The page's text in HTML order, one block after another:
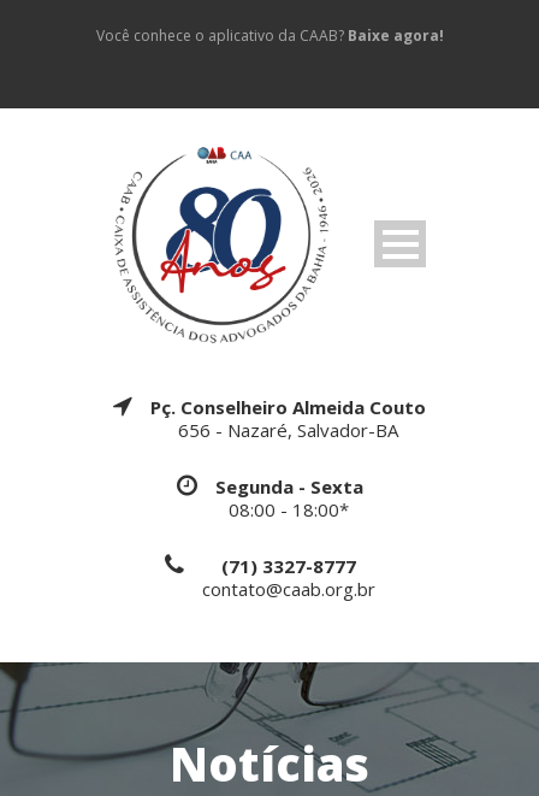
Você conhece o aplicativo da CAAB? Baixe agora!
Pç. Conselheiro Almeida Couto
656 - Nazaré, Salvador-BA
Segunda - Sexta
08:00 - 18:00*
(71) 3327-8777
contato@caab.org.br
Notícias